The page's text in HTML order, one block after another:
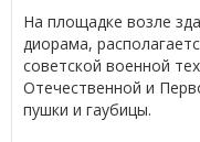
На площадке возле
диорама,
советской военной
Отечественной и
пушки и гаубицы.